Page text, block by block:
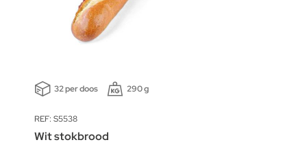
32 per doos 290 g
REF: S5538
Wit stokbrood